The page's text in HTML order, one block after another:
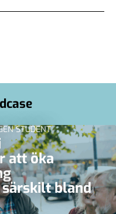
STUDENT
att öka
särskilt bland